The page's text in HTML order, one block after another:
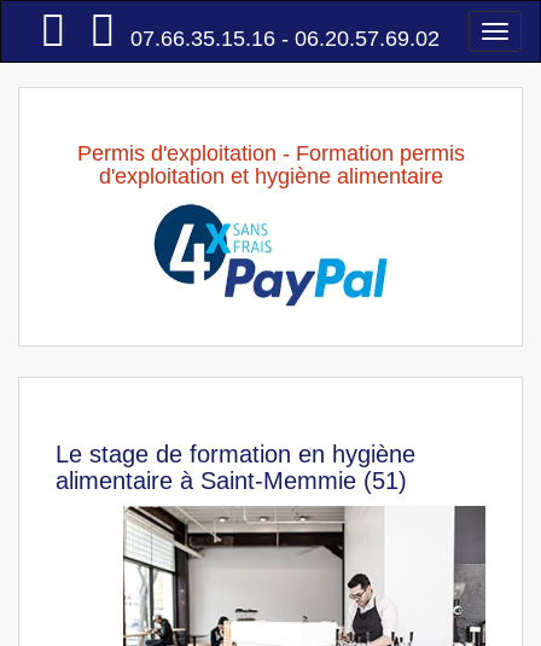
Accueil
07.66.35.15.16 - 06.20.57.69.02
Permis d'exploitation - Formation permis
d'exploitation et hygiène alimentaire
Le stage de formation en hygiène
alimentaire à Saint-Memmie (51)